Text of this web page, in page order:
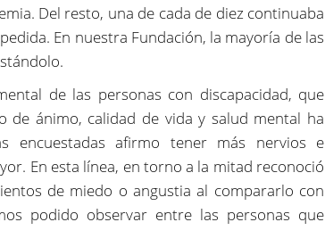
Del resto, una de cada de diez continuaba
En nuestra Fundación, la mayoría de las
de las personas con discapacidad, que
de ánimo, calidad de vida y salud mental ha
encuestadas afirmo tener más nervios e
En esta línea, en torno a la mitad reconoció
de miedo o angustia al compararlo con
podido observar entre las personas que